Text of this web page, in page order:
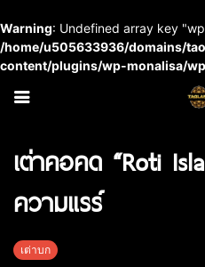
Warning: Undefined array key
/home/u505633936/domains/
content/plugins/wp-monalisa/
เต่าคอคด “Roti
ความแรร์
เต่าบก